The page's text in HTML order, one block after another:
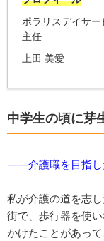
ポラリスデイサー
主任
上田 美愛
中学生の頃に芽
――介護職を目指し
私が介護の道を志
街で、歩行器を使
かけたことがあっ